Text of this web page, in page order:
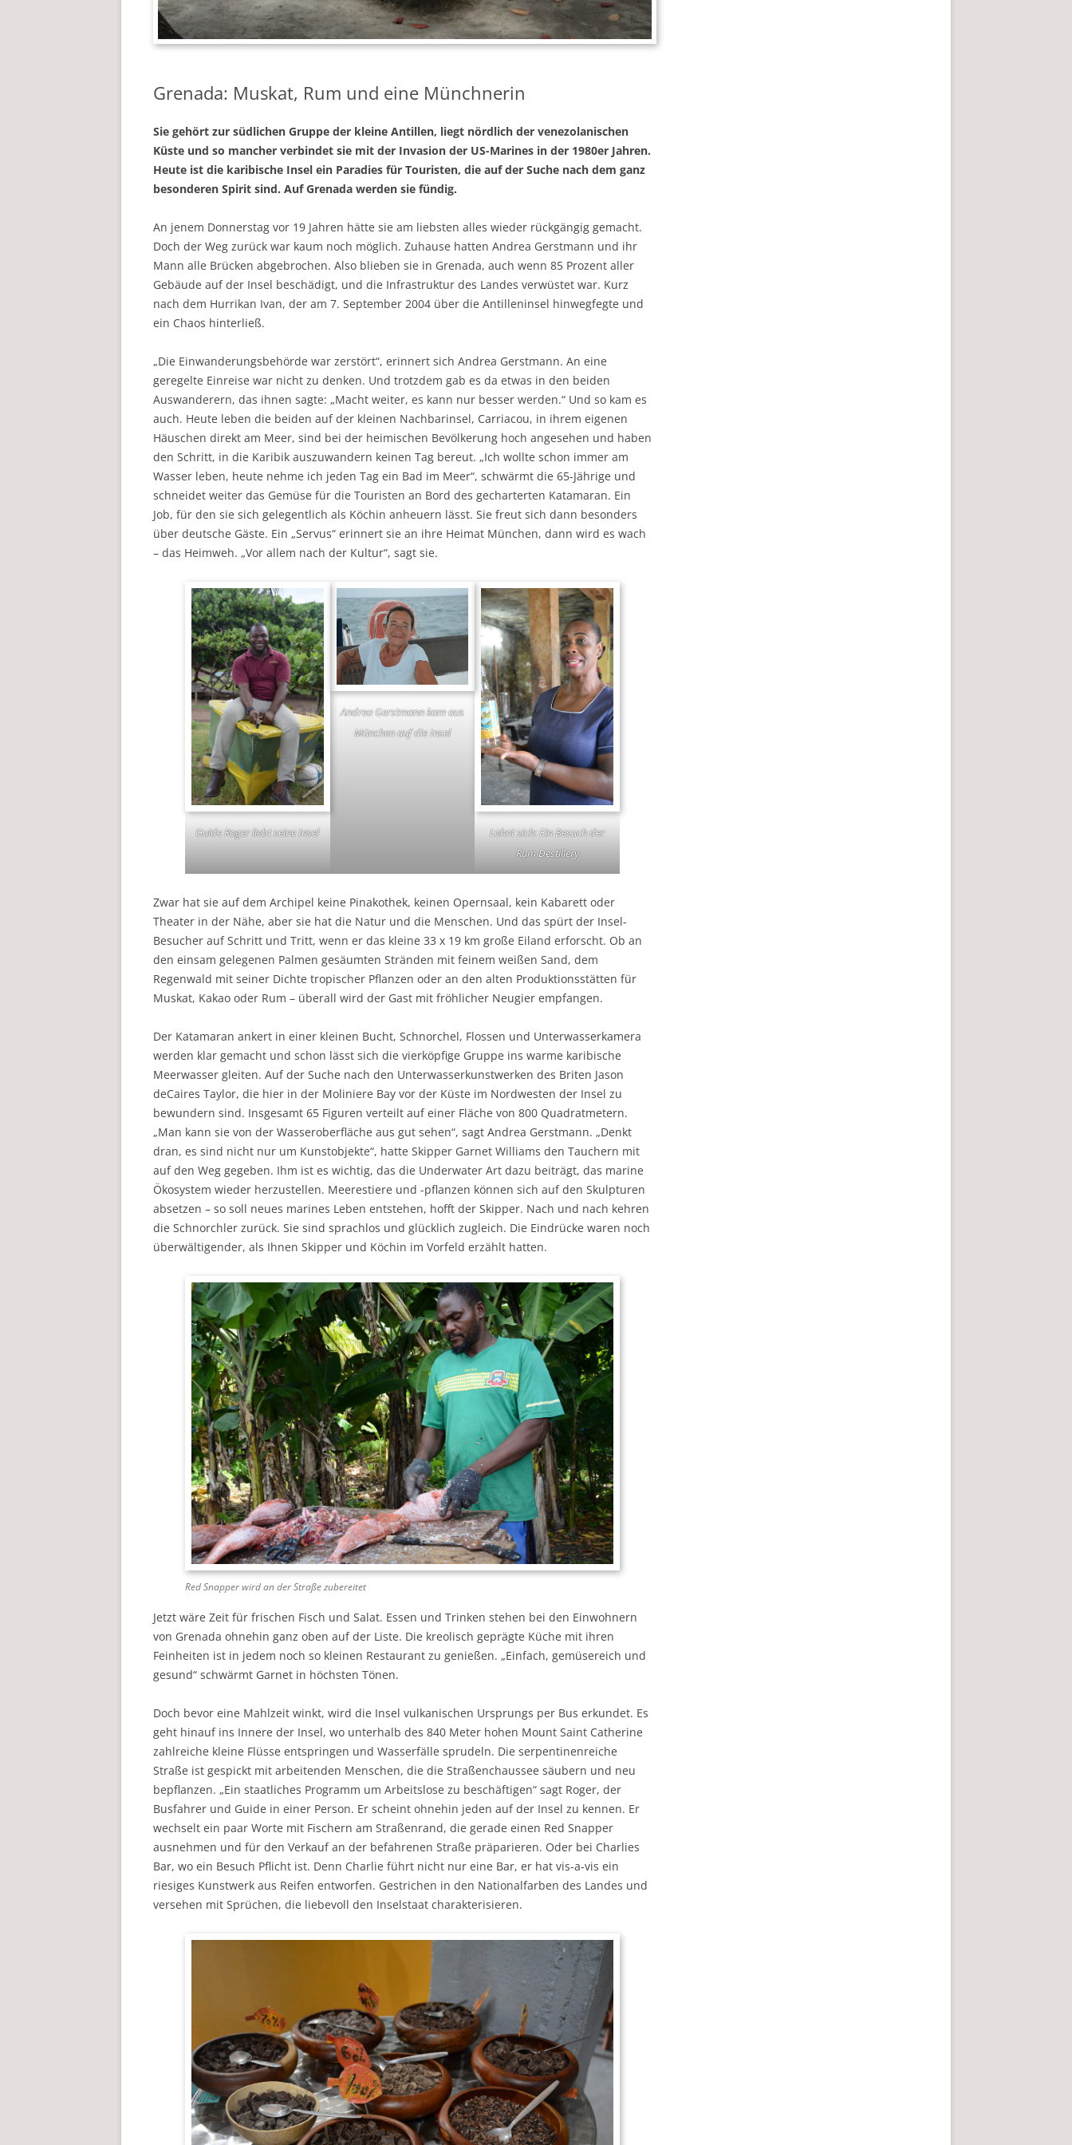
Grenada: Muskat, Rum und eine Münchnerin
Sie gehört zur südlichen Gruppe der kleine Antillen, liegt nördlich der venezolanischen
Küste und so mancher verbindet sie mit der Invasion der US-Marines in der 1980er Jahren.
Heute ist die karibische Insel ein Paradies für Touristen, die auf der Suche nach dem ganz
besonderen Spirit sind. Auf Grenada werden sie fündig.
An jenem Donnerstag vor 19 Jahren hätte sie am liebsten alles wieder rückgängig gemacht.
Doch der Weg zurück war kaum noch möglich. Zuhause hatten Andrea Gerstmann und ihr
Mann alle Brücken abgebrochen. Also blieben sie in Grenada, auch wenn 85 Prozent aller
Gebäude auf der Insel beschädigt, und die Infrastruktur des Landes verwüstet war. Kurz
nach dem Hurrikan Ivan, der am 7. September 2004 über die Antilleninsel hinwegfegte und
ein Chaos hinterließ.
„Die Einwanderungsbehörde war zerstört“, erinnert sich Andrea Gerstmann. An eine
geregelte Einreise war nicht zu denken. Und trotzdem gab es da etwas in den beiden
Auswanderern, das ihnen sagte: „Macht weiter, es kann nur besser werden.“ Und so kam es
auch. Heute leben die beiden auf der kleinen Nachbarinsel, Carriacou, in ihrem eigenen
Häuschen direkt am Meer, sind bei der heimischen Bevölkerung hoch angesehen und haben
den Schritt, in die Karibik auszuwandern keinen Tag bereut. „Ich wollte schon immer am
Wasser leben, heute nehme ich jeden Tag ein Bad im Meer“, schwärmt die 65-Jährige und
schneidet weiter das Gemüse für die Touristen an Bord des gecharterten Katamaran. Ein
Job, für den sie sich gelegentlich als Köchin anheuern lässt. Sie freut sich dann besonders
über deutsche Gäste. Ein „Servus“ erinnert sie an ihre Heimat München, dann wird es wach
– das Heimweh. „Vor allem nach der Kultur“, sagt sie.
Guide Roger liebt seine Insel
Andrea Gerstmann kam aus
München auf die Insel
Lohnt sich: Ein Besuch der
Rum Destillery
Zwar hat sie auf dem Archipel keine Pinakothek, keinen Opernsaal, kein Kabarett oder
Theater in der Nähe, aber sie hat die Natur und die Menschen. Und das spürt der Insel-
Besucher auf Schritt und Tritt, wenn er das kleine 33 x 19 km große Eiland erforscht. Ob an
den einsam gelegenen Palmen gesäumten Stränden mit feinem weißen Sand, dem
Regenwald mit seiner Dichte tropischer Pflanzen oder an den alten Produktionsstätten für
Muskat, Kakao oder Rum – überall wird der Gast mit fröhlicher Neugier empfangen.
Der Katamaran ankert in einer kleinen Bucht, Schnorchel, Flossen und Unterwasserkamera
werden klar gemacht und schon lässt sich die vierköpfige Gruppe ins warme karibische
Meerwasser gleiten. Auf der Suche nach den Unterwasserkunstwerken des Briten Jason
deCaires Taylor, die hier in der Moliniere Bay vor der Küste im Nordwesten der Insel zu
bewundern sind. Insgesamt 65 Figuren verteilt auf einer Fläche von 800 Quadratmetern.
„Man kann sie von der Wasseroberfläche aus gut sehen“, sagt Andrea Gerstmann. „Denkt
dran, es sind nicht nur um Kunstobjekte“, hatte Skipper Garnet Williams den Tauchern mit
auf den Weg gegeben. Ihm ist es wichtig, das die Underwater Art dazu beiträgt, das marine
Ökosystem wieder herzustellen. Meerestiere und -pflanzen können sich auf den Skulpturen
absetzen – so soll neues marines Leben entstehen, hofft der Skipper. Nach und nach kehren
die Schnorchler zurück. Sie sind sprachlos und glücklich zugleich. Die Eindrücke waren noch
überwältigender, als Ihnen Skipper und Köchin im Vorfeld erzählt hatten.
Red Snapper wird an der Straße zubereitet
Jetzt wäre Zeit für frischen Fisch und Salat. Essen und Trinken stehen bei den Einwohnern
von Grenada ohnehin ganz oben auf der Liste. Die kreolisch geprägte Küche mit ihren
Feinheiten ist in jedem noch so kleinen Restaurant zu genießen. „Einfach, gemüsereich und
gesund“ schwärmt Garnet in höchsten Tönen.
Doch bevor eine Mahlzeit winkt, wird die Insel vulkanischen Ursprungs per Bus erkundet. Es
geht hinauf ins Innere der Insel, wo unterhalb des 840 Meter hohen Mount Saint Catherine
zahlreiche kleine Flüsse entspringen und Wasserfälle sprudeln. Die serpentinenreiche
Straße ist gespickt mit arbeitenden Menschen, die die Straßenchaussee säubern und neu
bepflanzen. „Ein staatliches Programm um Arbeitslose zu beschäftigen“ sagt Roger, der
Busfahrer und Guide in einer Person. Er scheint ohnehin jeden auf der Insel zu kennen. Er
wechselt ein paar Worte mit Fischern am Straßenrand, die gerade einen Red Snapper
ausnehmen und für den Verkauf an der befahrenen Straße präparieren. Oder bei Charlies
Bar, wo ein Besuch Pflicht ist. Denn Charlie führt nicht nur eine Bar, er hat vis-a-vis ein
riesiges Kunstwerk aus Reifen entworfen. Gestrichen in den Nationalfarben des Landes und
versehen mit Sprüchen, die liebevoll den Inselstaat charakterisieren.